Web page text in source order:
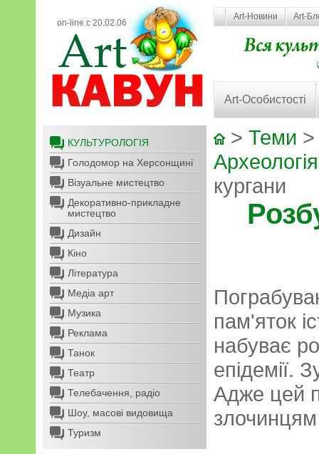
on-line с 20.02.06
Art-Новини Art-
Art-Особистості
КУЛЬТУРОЛОГІЯ
Голодомор на Херсонщині
Візуальне мистецтво
Декоративно-прикладне
мистецтво
Дизайн
Кіно
Література
Медіа арт
Музика
Реклама
Танок
Театр
Телебачення, радіо
Шоу, масові видовища
Туризм
> Теми
кургани
пам'яток
набуває
епідемії.
Адже цей